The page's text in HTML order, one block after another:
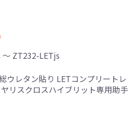
ZT232-LETjs
ウレタン貼り LETコンプリートレ
リスクロスハイブリット専用助手